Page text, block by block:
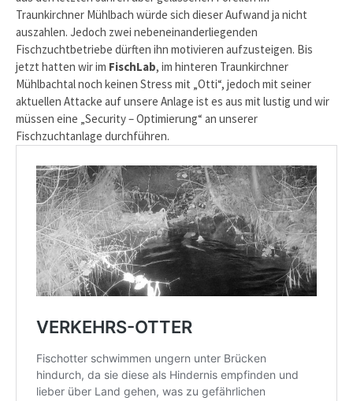
Traunkirchner Mühlbach würde sich dieser Aufwand ja nicht
auszahlen. Jedoch zwei nebeneinanderliegenden
Fischzuchtbetriebe dürften ihn motivieren aufzusteigen. Bis
jetzt hatten wir im FischLab, im hinteren Traunkirchner
Mühlbachtal noch keinen Stress mit „Otti“, jedoch mit seiner
aktuellen Attacke auf unsere Anlage ist es aus mit lustig und wir
müssen eine „Security – Optimierung“ an unserer
Fischzuchtanlage durchführen.